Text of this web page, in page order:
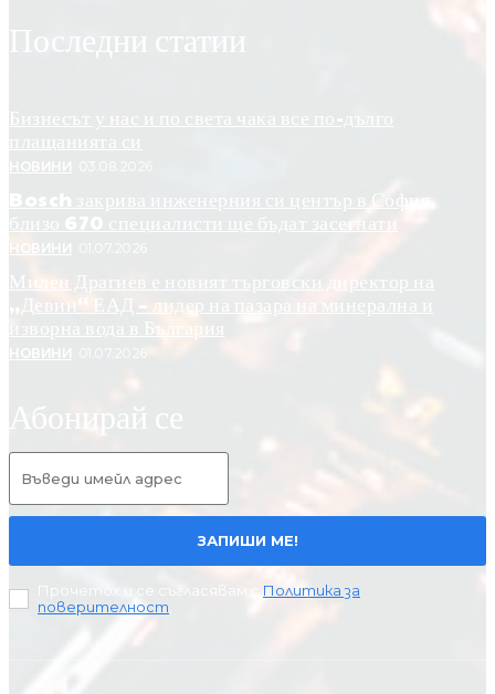
Последни статии
Бизнесът у нас и по света чака все по-дълго
НОВИНИ
Bosch закрива инженерния си център в София,
близо 670 специалисти ще бъдат засегнати
НОВИНИ
Милен Драгиев е новият търговски директор на
„Девин“ ЕАД – лидер на пазара на минерална и
изворна вода в България
Абонирай се
ЗАПИШИ МЕ!
Прочетох и се съгласявам с Политика за
поверителност